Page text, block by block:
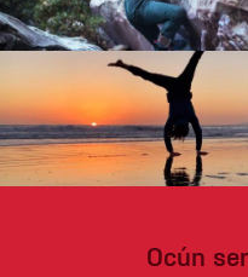
Ocún